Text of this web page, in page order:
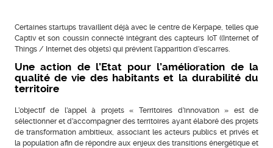
Certaines startups travaillent déjà avec le centre de Kerpape, telles que
Captiv et son coussin connecté intégrant des capteurs IoT ((Internet of
Things / Internet des objets) qui prévient l’apparition d’escarres.
Une action de l’Etat pour l’amélioration de la
qualité de vie des habitants et la durabilité du
territoire
L’objectif de l’appel à projets « Territoires d’innovation » est de
sélectionner et d’accompagner des territoires ayant élaboré des projets
de transformation ambitieux, associant les acteurs publics et privés et
la population afin de répondre aux enjeux des transitions énergétique et